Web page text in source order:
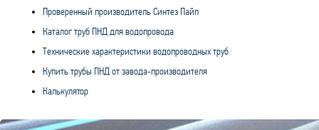
Проверенный производитель Синтез Пайп
Каталог труб ПНД для водопровода
Технические характеристики водопроводных труб
Купить трубы ПНД от завода-производителя
Калькулятор